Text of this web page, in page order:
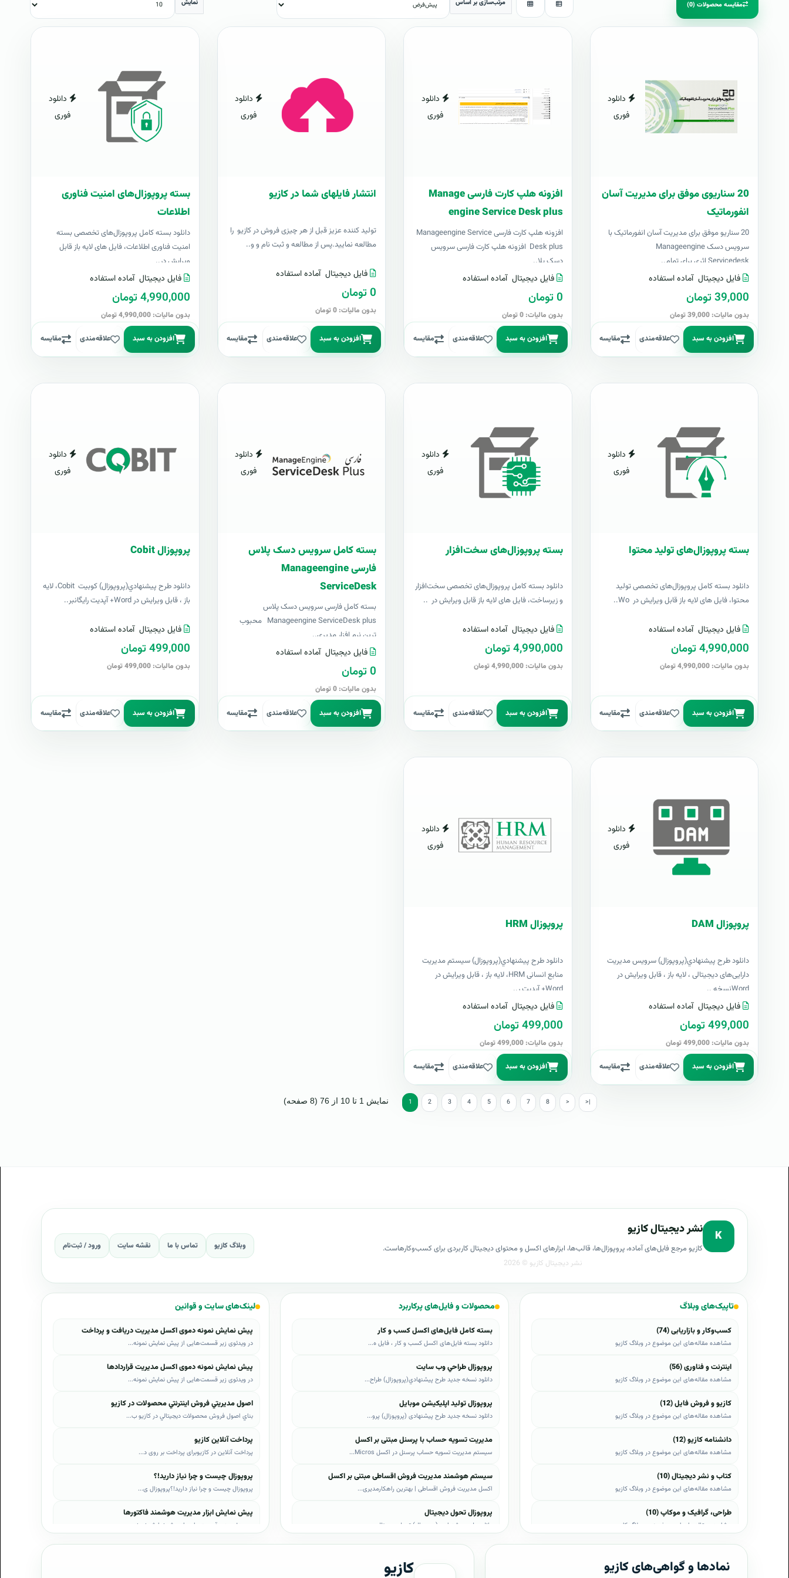
مقایسه محصولات (0) مرتب‌سازی بر اساس نمایش
دانلود
فوری
20 سناریوی موفق برای مدیریت آسان
انفورماتیک
20 سناریو موفق برای مدیریت آسان انفورماتیک با
سرویس دسک Manageengine
Servicedesk اثری برای تمام..
فایل دیجیتال آماده استفاده
39,000 تومان
بدون مالیات: 39,000 تومان
افزودن به سبد علاقه‌مندی مقایسه
دانلود
فوری
افزونه هلپ کارت فارسی Manage
engine Service Desk plus
افزونه هلپ کارت فارسی Manageengine Service
Desk plus افزونه هلپ کارت فارسی سرویس
دسک پلا..
فایل دیجیتال آماده استفاده
0 تومان
بدون مالیات: 0 تومان
افزودن به سبد علاقه‌مندی مقایسه
دانلود
فوری
انتشار فایلهای شما در کازیو
توليد کننده عزيز قبل از هر چیزی فروش در کازیو را
مطالعه نمایید.پس از مطالعه و ثبت نام و و..
فایل دیجیتال آماده استفاده
0 تومان
بدون مالیات: 0 تومان
افزودن به سبد علاقه‌مندی مقایسه
دانلود
فوری
بسته پروپوزال‌های امنیت فناوری
اطلاعات
دانلود بسته کامل پروپوزال‌های تخصصی بسته
امنیت فناوری اطلاعات، فایل های لایه باز قابل
ویرایش در..
فایل دیجیتال آماده استفاده
4,990,000 تومان
بدون مالیات: 4,990,000 تومان
افزودن به سبد علاقه‌مندی مقایسه
دانلود
فوری
بسته پروپوزال‌های تولید محتوا
دانلود بسته کامل پروپوزال‌های تخصصی تولید
محتوا، فایل های لایه باز قابل ویرایش در Wo..
فایل دیجیتال آماده استفاده
4,990,000 تومان
بدون مالیات: 4,990,000 تومان
افزودن به سبد علاقه‌مندی مقایسه
دانلود
فوری
بسته پروپوزال‌های سخت‌افزار
دانلود بسته کامل پروپوزال‌های تخصصی سخت‌افزار
و زیرساخت، فایل های لایه باز قابل ویرایش در ..
فایل دیجیتال آماده استفاده
4,990,000 تومان
بدون مالیات: 4,990,000 تومان
افزودن به سبد علاقه‌مندی مقایسه
دانلود
فوری
بسته کامل سرویس دسک پلاس
فارسی Manageengine
ServiceDesk
بسته کامل فارسی سرویس دسک پلاس
Manageengine ServiceDesk plus محبوب
ترین نرم افزار مدیری..
فایل دیجیتال آماده استفاده
0 تومان
بدون مالیات: 0 تومان
افزودن به سبد علاقه‌مندی مقایسه
دانلود
فوری
پروپوزال Cobit
دانلود طرح پيشنهادي(پروپوزال) کوبیت Cobit، لایه
باز ، قابل ویرایش در Word+ آپدیت رایگانبر..
فایل دیجیتال آماده استفاده
499,000 تومان
بدون مالیات: 499,000 تومان
افزودن به سبد علاقه‌مندی مقایسه
دانلود
فوری
پروپوزال DAM
دانلود طرح پيشنهادي(پروپوزال) سرویس مدیریت
دارایی‌های دیجیتالی ، لایه باز ، قابل ویرایش در
Wordنسخه ..
فایل دیجیتال آماده استفاده
499,000 تومان
بدون مالیات: 499,000 تومان
افزودن به سبد علاقه‌مندی مقایسه
دانلود
فوری
پروپوزال HRM
دانلود طرح پيشنهادي(پروپوزال) سیستم مدیریت
منابع انسانی HRM، لایه باز ، قابل ویرایش در
Word+ آپدیت ر..
فایل دیجیتال آماده استفاده
499,000 تومان
بدون مالیات: 499,000 تومان
افزودن به سبد علاقه‌مندی مقایسه
1 2 3 4 5 6 7 8 > >| نمایش 1 تا 10 از 76 (8 صفحه)
K نشر دیجیتال کازیو
کازیو مرجع فایل‌های آماده، پروپوزال‌ها، قالب‌ها، ابزارهای اکسل و محتوای دیجیتال کاربردی برای کسب‌وکارهاست. وبلاگ کازیو تماس با ما نقشه سایت ورود / ثبت‌نام
تاپیک‌های وبلاگ
کسب‌وکار و بازاریابی (74)
مشاهده مقاله‌های این موضوع در وبلاگ کازیو
اینترنت و فناوری (56)
مشاهده مقاله‌های این موضوع در وبلاگ کازیو
کازیو و فروش فایل (12)
مشاهده مقاله‌های این موضوع در وبلاگ کازیو
دانشنامه کازیو (12)
مشاهده مقاله‌های این موضوع در وبلاگ کازیو
کتاب و نشر دیجیتال (10)
مشاهده مقاله‌های این موضوع در وبلاگ کازیو
طراحی، گرافیک و موکاپ (10)
مشاهده مقاله‌های این موضوع در وبلاگ کازیو
مشاهده مقاله‌های این موضوع در وبلاگ کازیو
محصولات و فایل‌های پرکاربرد
بسته کامل فایل‌های اکسل کسب و کار
دانلود بسته فایل‌های اکسل کسب و کار ، فایل ه...
پروپوزال طراحي وب سايت
دانلود نسخه جدید طرح پيشنهادي(پروپوزال) طراح...
پروپوزال تولید اپلیکیشن موبایل
دانلود نسخه جدید طرح پیشنهادی (پروپوزال) پرو...
مدیریت تسویه حساب با پرسنل مبتنی بر اکسل
سیستم مدیریت تسویه حساب پرسنل در اکسل Micros...
سیستم هوشمند مدیریت فروش اقساطی مبتنی بر اکسل
اکسل مدیریت فروش اقساطی | بهترین راهکارمدیری...
پروپوزال تحول دیجیتال
دانلود طرح پیشنهادی (پروپوزال) تحول دیجیتال،...
پروپوزال AI
دانلود طرح پيشنهادي(پروپوزال) هوش مصنوعی (AI...
لینک‌های سایت و قوانین
پیش نمایش نمونه دموی اکسل مدیریت دریافت و پرداخت
در ویدئوی زیر قسمت‌هایی از پیش نمایش نمونه...
پیش نمایش نمونه دموی اکسل مدیریت قراردادها
در ویدئوی زیر قسمت‌هایی از پیش نمایش نمونه...
اصول مديريتي فروش اينترنتي محصولات در کازيو
بناي اصول فروش محصولات ديجيتالي در کازيو ب...
پرداخت آنلاین کازیو
پرداخت آنلاین در کازیوبرای پرداخت بر روی د...
پروپوزال چیست و چرا نیاز دارید!؟
پروپوزال چیست و چرا نیاز دارید!؟پروپوزال ی...
پیش نمایش ابزار مدیریت هوشمند فاکتورها
در ویدئوی زیر قسمت‌هایی از پیش نمایش نمونه...
نمادها و گواهی‌های کازیو کازیو